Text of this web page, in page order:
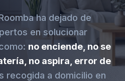
ha dejado de
en solucionar
no enciende, no se
no aspira, error de
recogida a domicilio en